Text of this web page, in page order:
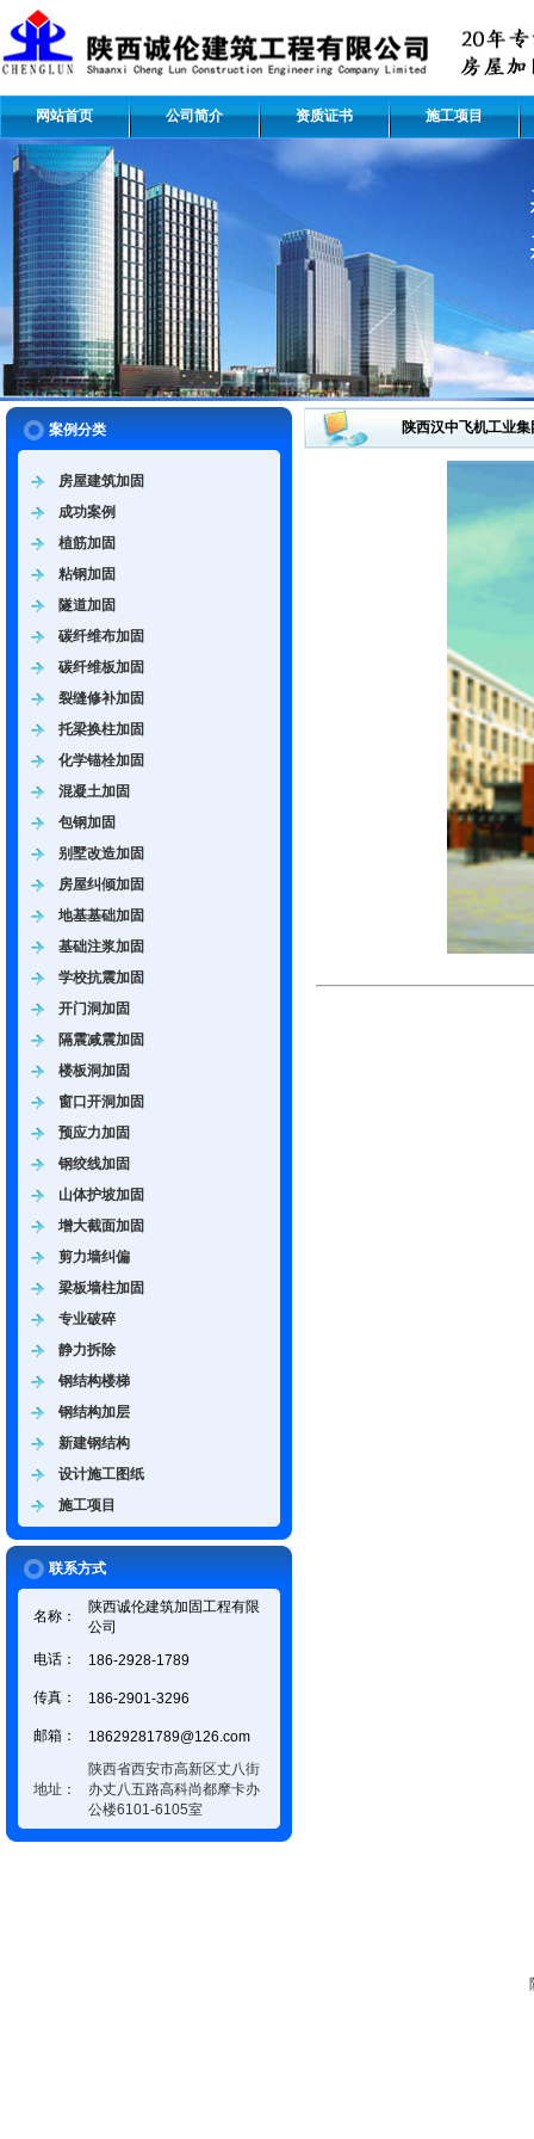
网站首页 公司简介 资质证书 施工项目
案例分类
房屋建筑加固
成功案例
植筋加固
粘钢加固
隧道加固
碳纤维布加固
碳纤维板加固
裂缝修补加固
托梁换柱加固
化学锚栓加固
混凝土加固
包钢加固
别墅改造加固
房屋纠倾加固
地基基础加固
基础注浆加固
学校抗震加固
开门洞加固
隔震减震加固
楼板洞加固
窗口开洞加固
预应力加固
钢绞线加固
山体护坡加固
增大截面加固
剪力墙纠偏
梁板墙柱加固
专业破碎
静力拆除
钢结构楼梯
钢结构加层
新建钢结构
设计施工图纸
施工项目
联系方式
名称：
陕西诚伦建筑加固工程有限
公司
电话：
186-2928-1789
传真： 186-2901-3296
邮箱： 18629281789@126.com
地址：
陕西省西安市高新区丈八街
办丈八五路高科尚都摩卡办
公楼6101-6105室
陕西汉中飞机工业